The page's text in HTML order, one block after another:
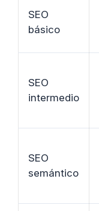
SEO
básico
SEO
intermedio
SEO
semántico